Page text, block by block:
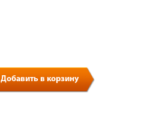
Добавить в корзину